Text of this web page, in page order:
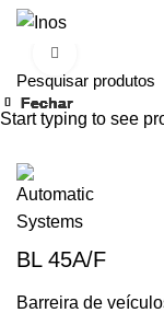
BL 45A/F
Barreira de
Fechar
Fechar
Fechar
Fechar
Fechar
Fechar
Fechar
Fechar
Start typing to see